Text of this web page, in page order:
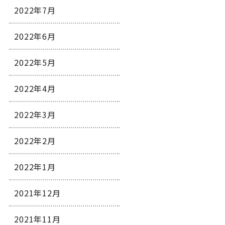
2022年7月
2022年6月
2022年5月
2022年4月
2022年3月
2022年2月
2022年1月
2021年12月
2021年11月